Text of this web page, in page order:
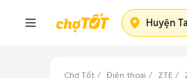
Huyện
Chợ Tốt Điện thoại ZTE